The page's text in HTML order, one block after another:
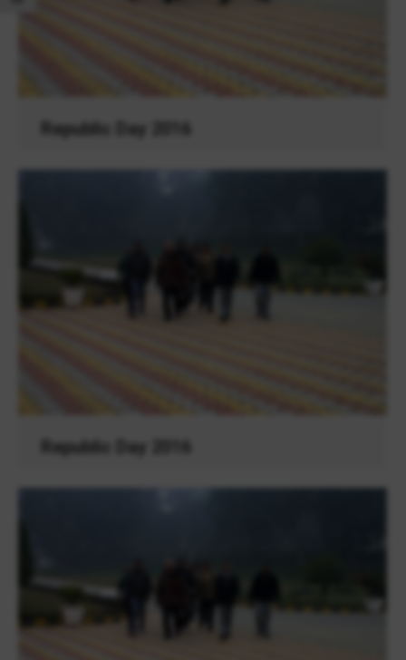
Republic Day 2016
Republic Day 2016